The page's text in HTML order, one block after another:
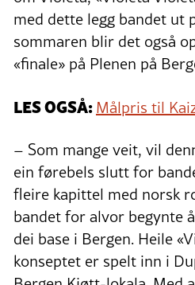
med dette legg bandet ut
sommaren blir det også
«finale» på Plenen på
LES OGSÅ:Målpris til
– Som mange veit, vil
ein førebels slutt for
fleire kapittel med norsk
bandet for alvor begynte
dei base i Bergen. Heile
konseptet er spelt inn i